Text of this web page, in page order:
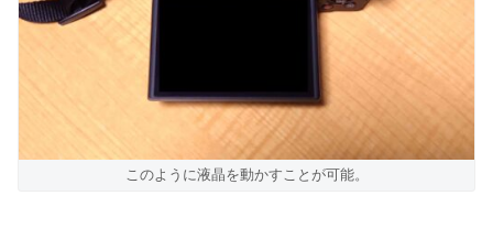
このように液晶を動かすことが可能。